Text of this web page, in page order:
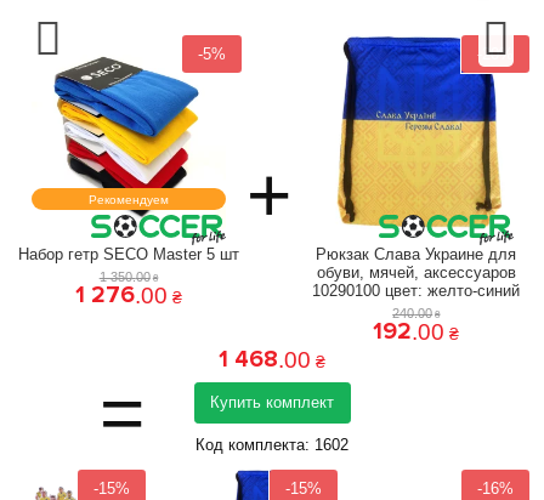
-5%
Рекомендуем +
Набор гетр SECO Master 5 шт
1 350.00 ₴
1 276.00 ₴
-20%
Рюкзак Слава Украине для
обуви, мячей, аксессуаров
10290100 цвет: желто-синий
240.00 ₴
192.00 ₴
=
1 468.00 ₴
Купить комплект
Код комплекта: 1602
-15% -15% -16%